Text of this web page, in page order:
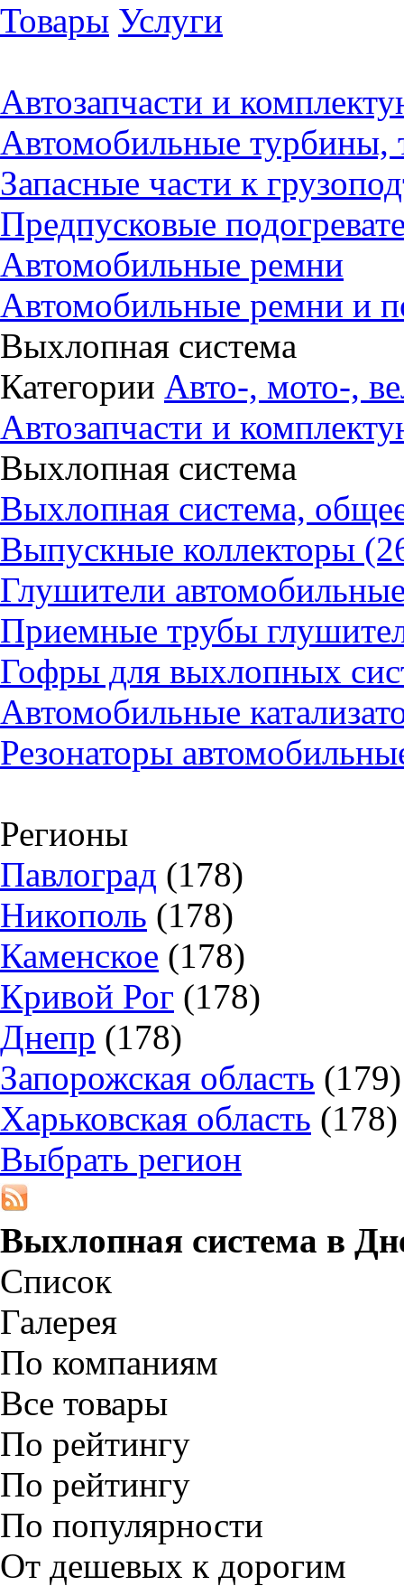
Товары Услуги
Автозапчасти и
Автомобильные турбины,
Запасные части к
Предпусковые
Автомобильные ремни
Автомобильные ремни и
Выхлопная система
Категории Авто-, мото-,
Автозапчасти и
Выхлопная система
Выхлопная система,
Выпускные коллекторы
Глушители
Приемные трубы
Гофры для выхлопных
Автомобильные
Резонаторы
Регионы
Павлоград (178)
Никополь (178)
Каменское (178)
Кривой Рог (178)
Днепр (178)
Запорожская область (179)
Харьковская область (178)
Выбрать регион
Выхлопная система в
Список
Галерея
По компаниям
Все товары
По рейтингу
По рейтингу
По популярности
От дешевых к дорогим